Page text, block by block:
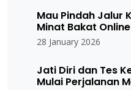
Mau Pindah Jalur
Minat Bakat
28 January 2026
Jati Diri dan Tes
Mulai Perjalanan